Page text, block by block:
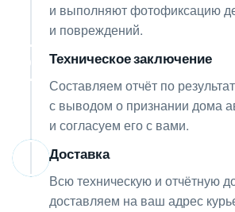
и выполняют фотофиксацию
и повреждений.
05 Техническое заключение
Составляем отчёт по
с выводом о признании дома
и согласуем его с вами.
Доставка
Всю техническую и отчётную
доставляем на ваш адрес